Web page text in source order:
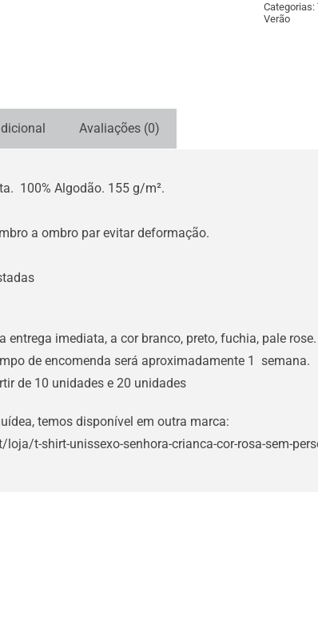
Categorias:
Verão
Avaliações (0)
100% Algodão. 155 g/m².
a ombro par evitar deformação.
entrega imediata, a cor branco, preto, fuchia, pale
de encomenda será aproximadamente 1 semana.
de 10 unidades e 20 unidades
temos disponível em outra marca:
t-shirt-unissexo-senhora-crianca-cor-rosa-sem-